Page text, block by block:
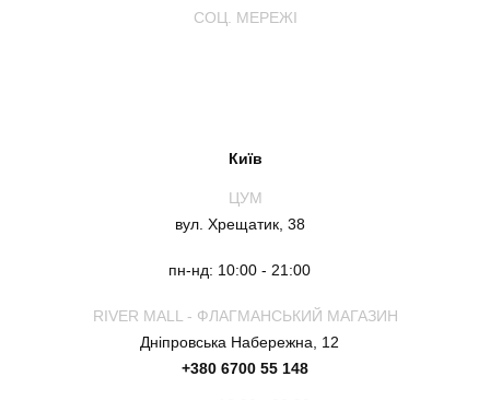
СОЦ. МЕРЕЖІ
Київ
ЦУМ
вул. Хрещатик, 38
пн-нд: 10:00 - 21:00
RIVER MALL - ФЛАГМАНСЬКИЙ МАГАЗИН
Дніпровська Набережна, 12
+380 6700 55 148